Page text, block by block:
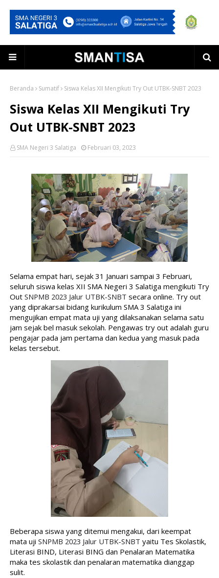
Beranda Sumatif Siswa Kelas XII Mengikuti Try Out UTBK-SNBT 2023
Siswa Kelas XII Mengikuti Try
Out UTBK-SNBT 2023
SMA Negeri 3 Salatiga Februari 03, 2023
Selama empat hari, sejak 31 Januari sampai 3 Februari,
seluruh siswa kelas XII SMA Negeri 3 Salatiga mengikuti Try
Out SNPMB 2023 Jalur UTBK-SNBT secara online. Try out
yang diprakarsai bidang kurikulum SMA 3 Salatiga ini
mengujikan empat mata uji yang dilaksanakan selama satu
jam sejak bel masuk sekolah. Pengawas try out adalah guru
pengajar pada jam pertama dan kedua yang masuk pada
kelas tersebut.
Beberapa siswa yang ditemui mengakui, dari keempat
mata uji SNPMB 2023 Jalur UTBK-SNBT yaitu Tes Skolastik,
Literasi BIND, Literasi BING dan Penalaran Matematika
maka tes skolastik dan penalaran matematika dianggap
sulit.